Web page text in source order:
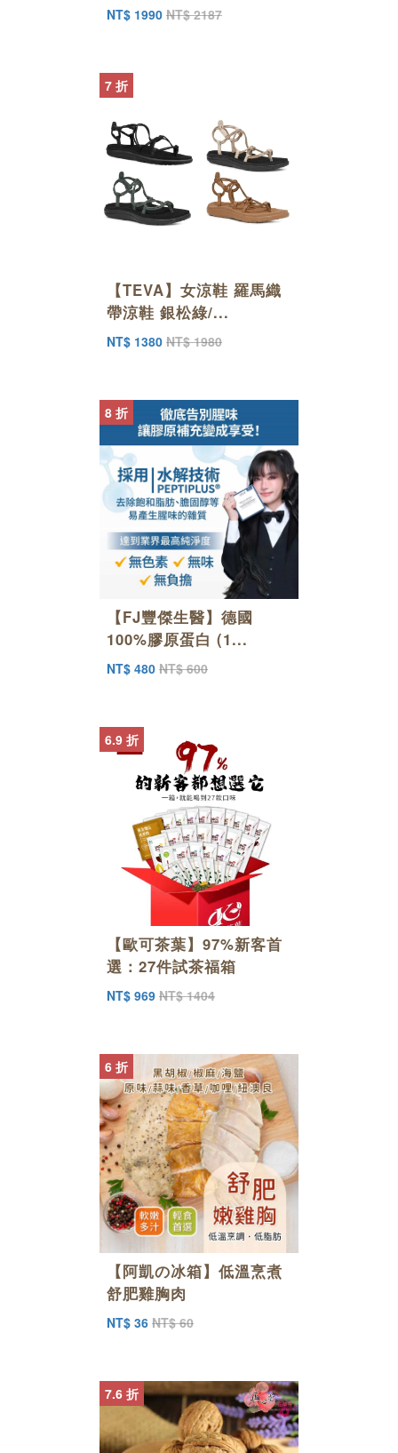
NT$ 1990 NT$ 2187
7 折
【TEVA】女涼鞋 羅馬織
帶涼鞋 銀松綠/...
NT$ 1380 NT$ 1980
8 折
【FJ豐傑生醫】德國
100%膠原蛋白 (1...
NT$ 480 NT$ 600
6.9 折
【歐可茶葉】97%新客首
選：27件試茶福箱
NT$ 969 NT$ 1404
6 折
【阿凱の冰箱】低溫烹煮
舒肥雞胸肉
NT$ 36 NT$ 60
7.6 折